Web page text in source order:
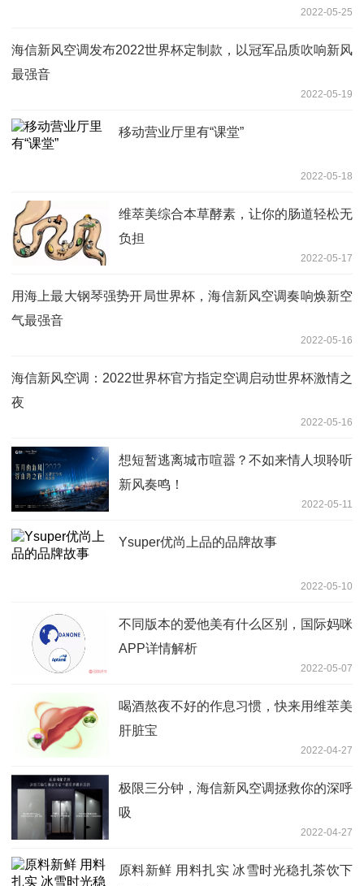
2022-05-25
海信新风空调发布2022世界杯定制款，以冠军品质吹响新风
最强音
2022-05-19
移动营业厅里有“课堂”
2022-05-18
维萃美综合本草酵素，让你的肠道轻松无
负担
2022-05-17
用海上最大钢琴强势开局世界杯，海信新风空调奏响焕新空
气最强音
2022-05-16
海信新风空调：2022世界杯官方指定空调启动世界杯激情之
夜
2022-05-16
想短暂逃离城市喧嚣？不如来情人坝聆听
新风奏鸣！
2022-05-11
Ysuper优尚上品的品牌故事
2022-05-10
不同版本的爱他美有什么区别，国际妈咪
APP详情解析
2022-05-07
喝酒熬夜不好的作息习惯，快来用维萃美
肝脏宝
2022-04-27
极限三分钟，海信新风空调拯救你的深呼
吸
2022-04-27
原料新鲜 用料扎实 冰雪时光稳扎茶饮下